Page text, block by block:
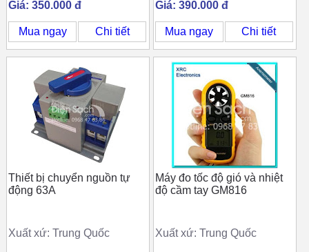
Giá: 350.000 đ
Mua ngay Chi tiết
Giá: 390.000 đ
Mua ngay Chi tiết
Thiết bị chuyển nguồn tự
động 63A
Xuất xứ: Trung Quốc
Máy đo tốc độ gió và nhiệt
độ cầm tay GM816
Xuất xứ: Trung Quốc